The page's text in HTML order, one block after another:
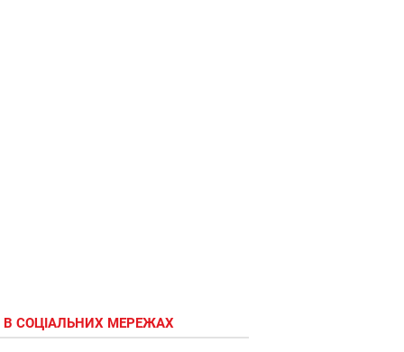
СОЦІАЛЬНИХ МЕРЕЖАХ